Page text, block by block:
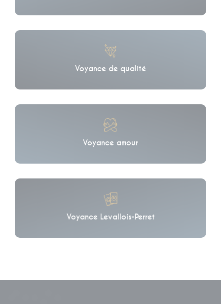
Voyance de qualité
Voyance amour
Voyance Levallois-Perret